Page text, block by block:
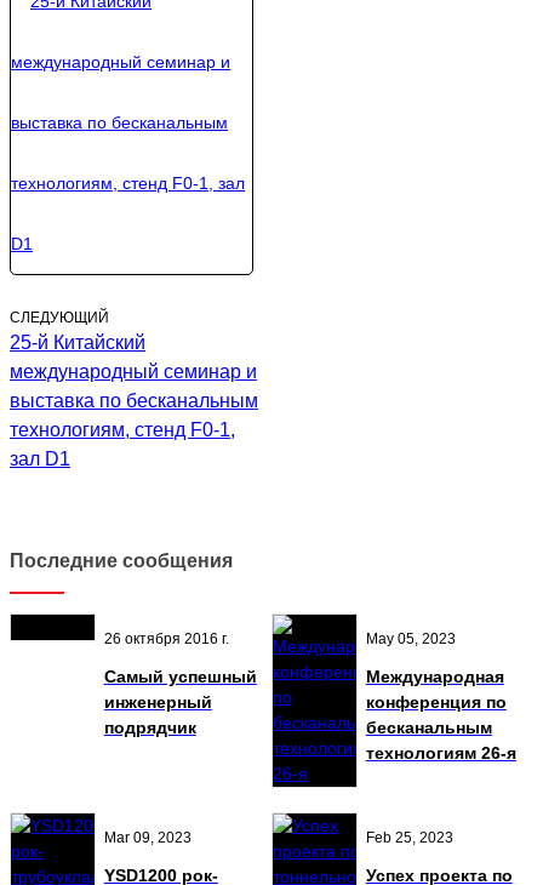
СЛЕДУЮЩИЙ
25-й Китайский
международный семинар и
выставка по бесканальным
технологиям, стенд F0-1,
зал D1
Последние сообщения
26 октября 2016 г.
Самый успешный
инженерный
подрядчик
May 05, 2023
Международная
конференция по
бесканальным
технологиям 26-я
Mar 09, 2023
YSD1200 рок-
Feb 25, 2023
Успех проекта по